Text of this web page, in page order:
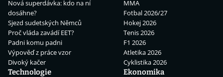
Nová superdávka: kdo na ní
dosáhne?
Sjezd sudetských Němců
Proč vláda zavádí EET?
Padni komu padni
Výpověď z práce vzor
Divoký kačer
MMA
Fotbal 2026/27
Hokej 2026
Tenis 2026
F1 2026
Atletika 2026
Cyklistika 2026
Technologie
Ekonomika